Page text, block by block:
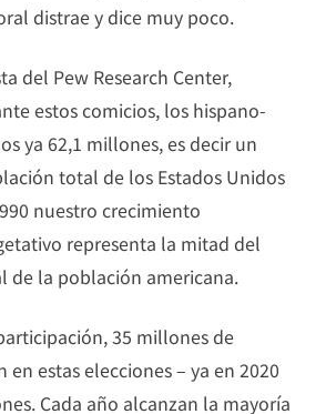
distrae y dice muy poco.
del Pew Research Center,
estos comicios, los hispano-
ya 62,1 millones, es decir un
total de los Estados Unidos
nuestro crecimiento
representa la mitad del
de la población americana.
35 millones de
en estas elecciones – ya en 2020
Cada año alcanzan la mayoría